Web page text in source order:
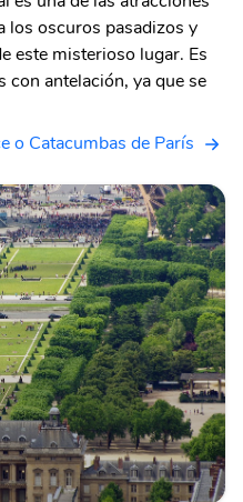
los oscuros pasadizos y
este misterioso lugar. Es
con antelación, ya que se
o Catacumbas de París